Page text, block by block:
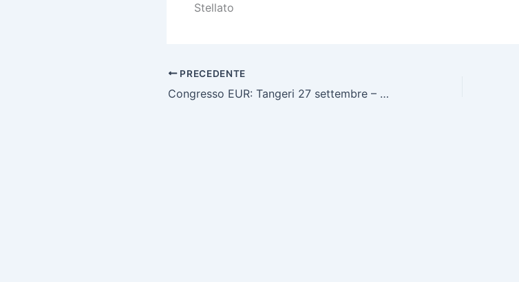
Stellato
PRECEDENTE
Congresso EUR: Tangeri 27 settembre – 1 ottobre 2017